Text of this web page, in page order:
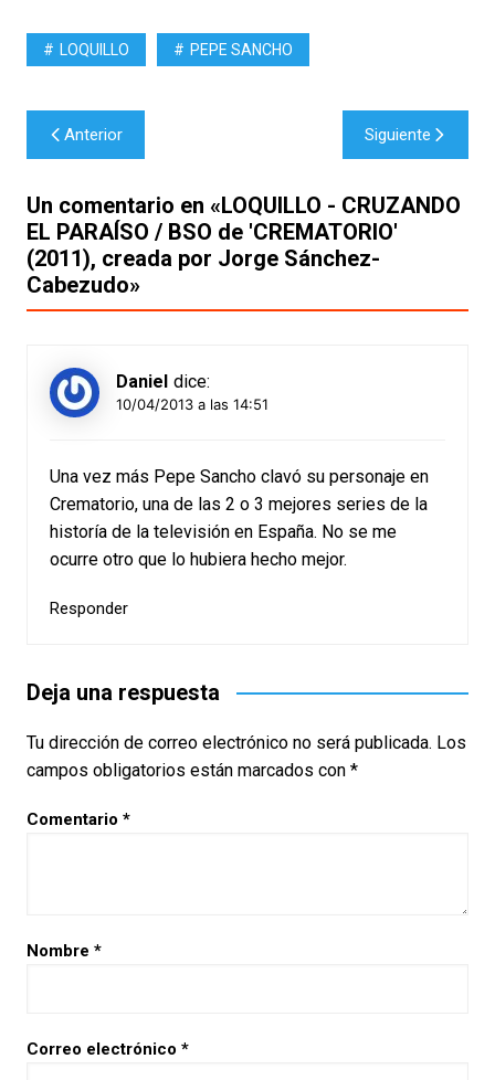
LOQUILLO PEPE SANCHO
Navegación
de
entradas
Anterior Siguiente
Un comentario en «LOQUILLO - CRUZANDO
EL PARAÍSO / BSO de 'CREMATORIO'
(2011), creada por Jorge Sánchez-
Cabezudo»
Daniel dice:
10/04/2013 a las 14:51
Una vez más Pepe Sancho clavó su personaje en
Crematorio, una de las 2 o 3 mejores series de la
historía de la televisión en España. No se me
ocurre otro que lo hubiera hecho mejor.
Responder
Deja una respuesta
Tu dirección de correo electrónico no será publicada. Los
campos obligatorios están marcados con *
Comentario *
Nombre *
Correo electrónico *